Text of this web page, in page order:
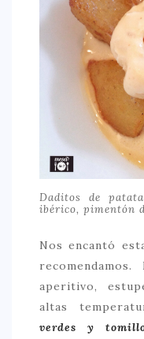
Daditos de
ibérico, pimentón
Nos encantó
aperitivo,
altas
verdes y